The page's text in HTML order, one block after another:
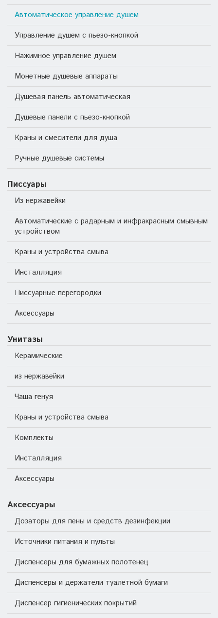
Автоматическое управление душем
Управление душем с пьезо-кнопкой
Нажимное управление душем
Монетные душевые аппараты
Душевая панель автоматическая
Душевые панели с пьезо-кнопкой
Краны и смесители для душа
Ручные душевые системы
Писсуары
Из нержавейки
Автоматические с радарным и инфракрасным смывным
устройством
Краны и устройства смыва
Инсталляция
Писсуарные перегородки
Аксессуары
Унитазы
Керамические
из нержавейки
Чаша генуя
Краны и устройства смыва
Комплекты
Инсталляция
Аксессуары
Аксессуары
Дозаторы для пены и средств дезинфекции
Источники питания и пульты
Диспенсеры для бумажных полотенец
Диспенсеры и держатели туалетной бумаги
Диспенсер гигиенических покрытий